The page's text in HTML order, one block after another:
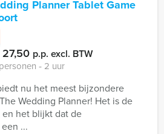
Planner Tablet Game
p.p. excl. BTW
‐ 2 uur
nu het meest bijzondere
Wedding Planner! Het is de
het blijkt dat de
...